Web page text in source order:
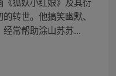
转世。他搞笑幽默、
常帮助涂山苏苏...